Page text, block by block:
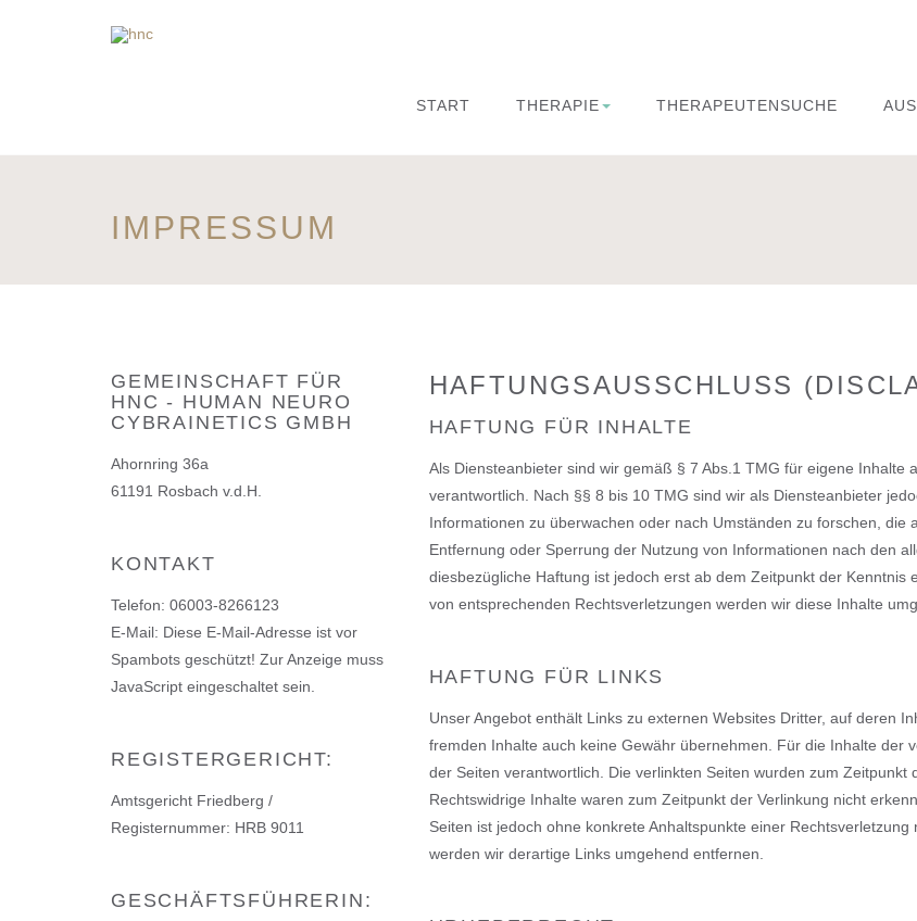
START THERAPIE THERAPEUTENSUCHE
IMPRESSUM
GEMEINSCHAFT FÜR
HNC - HUMAN NEURO
CYBRAINETICS GMBH
Ahornring 36a
61191 Rosbach v.d.H.
KONTAKT
Telefon: 06003-8266123
E-Mail: Diese E-Mail-Adresse ist vor
Spambots geschützt! Zur Anzeige muss
JavaScript eingeschaltet sein.
REGISTERGERICHT:
Amtsgericht Friedberg /
Registernummer: HRB 9011
GESCHÄFTSFÜHRERIN:
HAFTUNGSAUSSCHLUSS
HAFTUNG FÜR INHALTE
Als Diensteanbieter sind wir gemäß § 7 Abs.1 TMG für eigene Inhalte
verantwortlich. Nach §§ 8 bis 10 TMG sind wir als Diensteanbieter
Informationen zu überwachen oder nach Umständen zu forschen,
Entfernung oder Sperrung der Nutzung von Informationen nach den
diesbezügliche Haftung ist jedoch erst ab dem Zeitpunkt der
von entsprechenden Rechtsverletzungen werden wir diese Inhalte
HAFTUNG FÜR LINKS
Unser Angebot enthält Links zu externen Websites Dritter, auf deren
fremden Inhalte auch keine Gewähr übernehmen. Für die Inhalte der
der Seiten verantwortlich. Die verlinkten Seiten wurden zum
Rechtswidrige Inhalte waren zum Zeitpunkt der Verlinkung nicht
Seiten ist jedoch ohne konkrete Anhaltspunkte einer
werden wir derartige Links umgehend entfernen.